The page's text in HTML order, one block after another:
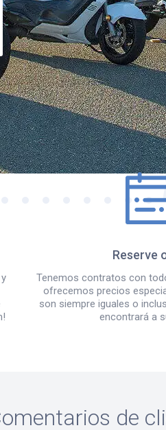
¿Cómo
Reserve
Tenemos contratos con
ofrecemos precios
son siempre iguales o
encontrará a
de